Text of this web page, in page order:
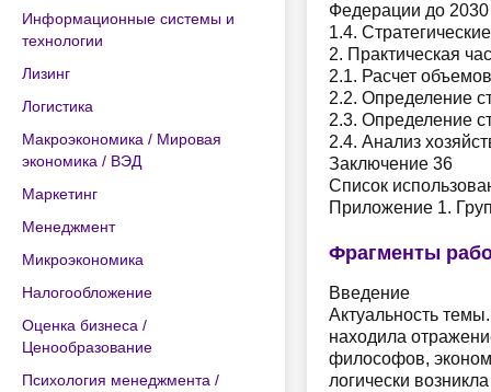
Информационные системы и
технологии
Лизинг
Логистика
Макроэкономика / Мировая
экономика / ВЭД
Маркетинг
Менеджмент
Микроэкономика
Налогообложение
Оценка бизнеса /
Ценообразование
Психология менеджмента /
Федерации до 2030
1.4.
2. Практическая
2.1. Расчет
2.2. Определение
2.3. Определение
2.4. Анализ
Заключение 36
Список
Приложение 1.
Фрагменты
Введение
Актуальность
находила
философов,
логически